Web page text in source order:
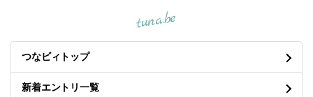
tuna.be
つなビィトップ
新着エントリ一覧